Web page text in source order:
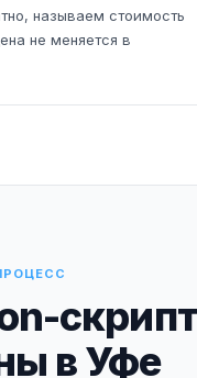
называем стоимость
не меняется в
в Уфе